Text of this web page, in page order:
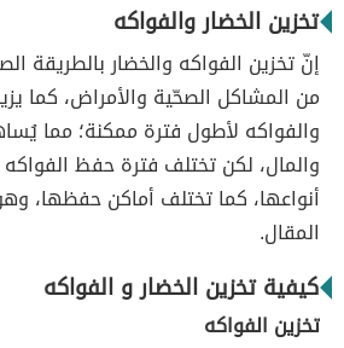
تخزين الخضار والفواكه
إنّ تخزين الفواكه والخضار بالطريقة
من المشاكل الصحّية والأمراض، كما
والفواكه لأطول فترة ممكنة؛ مما
والمال، لكن تختلف فترة حفظ الفواكه
أنواعها، كما تختلف أماكن حفظها،
المقال.
كيفية تخزين الخضار و الفواكه
تخزين الفواكه